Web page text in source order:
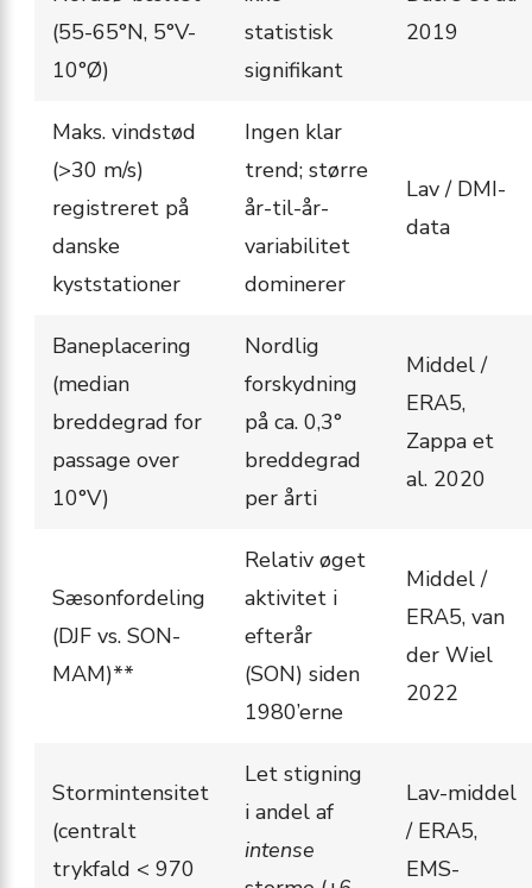
(55-65°N, 5°V-
10°Ø)
statistisk
signifikant
2019
Maks. vindstød
(>30 m/s)
registreret på
danske
kyststationer
Ingen klar
trend; større
år-til-år-
variabilitet
dominerer
Lav / DMI-
data
Bane­placering
(median
breddegrad for
passage over
10°V)
Nordlig
forskydning
på ca. 0,3°
breddegrad
per årti
Middel /
ERA5,
Zappa et
al. 2020
Sæsonfordeling
(DJF vs. SON-
MAM)**
Relativ øget
aktivitet i
efterår
(SON) siden
1980’erne
Middel /
ERA5, van
der Wiel
2022
Stormintensitet
(centralt
trykfald < 970
Let stigning
i andel af
intense
Lav-middel
/ ERA5,
EMS-